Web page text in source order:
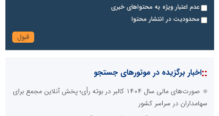
عدم اعتبار ویژه به محتواهای خبری
محدودیت در انتشار محتوا
::اخبار برگزیده در موتورهای جستجو
صورت‌های مالی سال ۱۴۰۴ کالبر در بوته رأی؛ پخش آنلاین مجمع برای
سهامداران در سراسر کشور